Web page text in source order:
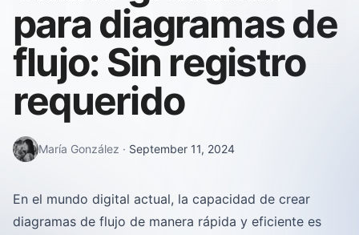
para diagramas de
flujo: Sin registro
requerido
María González · September 11, 2024
En el mundo digital actual, la capacidad de crear
diagramas de flujo de manera rápida y eficiente es